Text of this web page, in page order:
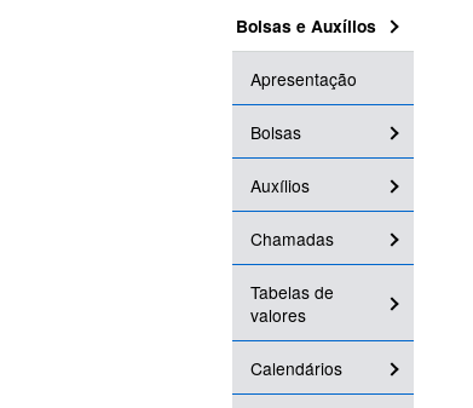
Bolsas e Auxílios
Apresentação
Bolsas
Auxílios
Chamadas
Tabelas de
valores
Calendários